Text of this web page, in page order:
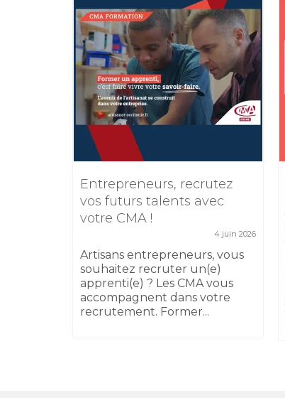
Entrepreneurs, recrutez
vos futurs talents avec
votre CMA !
4 juin 2026
Artisans entrepreneurs, vous
souhaitez recruter un(e)
apprenti(e) ? Les CMA vous
accompagnent dans votre
recrutement. Former...